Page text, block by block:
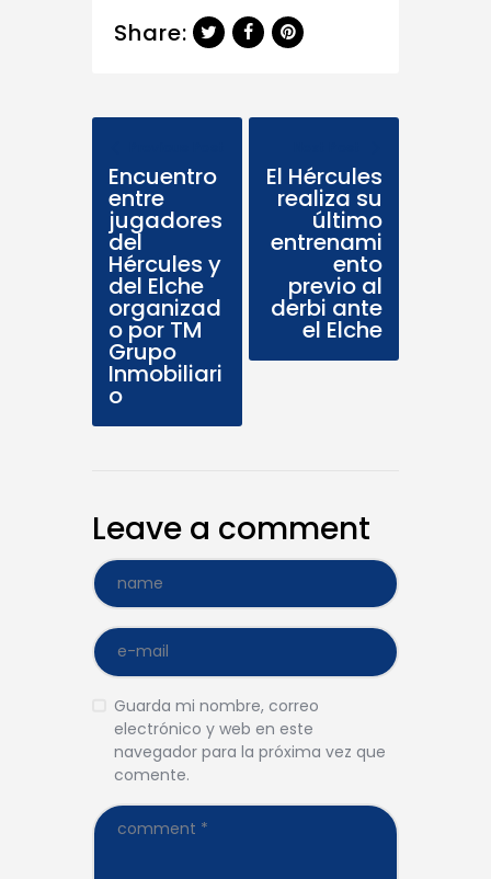
Share:
Encuentro
entre
jugadores
del
Hércules y
del Elche
organizad
o por TM
Grupo
Inmobiliari
o
El Hércules
realiza su
último
entrenami
ento
previo al
derbi ante
el Elche
Leave a comment
Guarda mi nombre, correo
electrónico y web en este
navegador para la próxima vez que
comente.